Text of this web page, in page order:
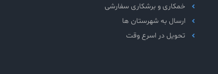
خمکاری و برشکاری سفارشی
ارسال به شهرستان ها
تحویل در اسرع وقت